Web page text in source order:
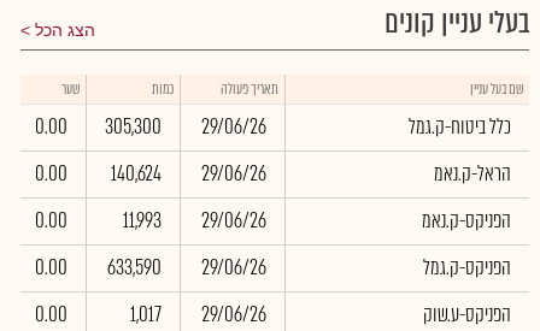
בעלי עניין קונים הצג הכל
שם בעל עניין תאריך פעולה כמות שער
כלל ביטוח-ק.גמל 29/06/26
305,300
0.00
הראל-ק.נאמ
29/06/26
140,624
0.00
הפניקס-ק.נאמ
29/06/26
11,993
0.00
הפניקס-ק.גמל
29/06/26
633,590
0.00
הפניקס-ע.שוק
29/06/26
1,017
0.00